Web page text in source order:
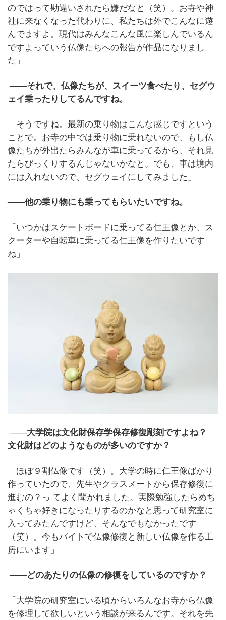
のではって勘違いされたら嫌だなと（笑）。お寺や神
社に来なくなった代わりに、私たちは外でこんなに遊
んでますよ。現代はみんなこんな風に楽しんでいるん
ですよっていう仏像たちへの報告が作品になりまし
た」
――それで、仏像たちが、スイーツ食べたり、セグウ
ェイ乗ったりしてるんですね。
「そうですね。最新の乗り物はこんな感じですという
ことで。お寺の中では乗り物に乗れないので、もし仏
像たちが外出たらみんなが車に乗ってるから、それ見
たらびっくりするんじゃないかなと。でも、車は境内
には入れないので、セグウェイにしてみました」
――他の乗り物にも乗ってもらいたいですね。
「いつかはスケートボードに乗ってる仁王像とか、ス
クーターや自転車に乗ってる仁王像を作りたいです
ね」
――大学院は文化財保存学保存修復彫刻ですよね？
文化財はどのようなものが多いのですか？
「ほぼ９割仏像です（笑）。大学の時に仁王像ばかり
作っていたので、先生やクラスメートから保存修復に
進むの？っ てよく聞かれました。実際勉強したらめち
ゃくちゃ好きになったりするのかなと思って研究室に
入ってみたんですけど、そんなでもなかったです
（笑）。今もバイトで仏像修復と新しい仏像を作る工
房にいます」
――どのあたりの仏像の修復をしているのですか？
「大学院の研究室にいる頃からいろんなお寺から仏像
を修理して欲しいという相談が来るんです。それを先